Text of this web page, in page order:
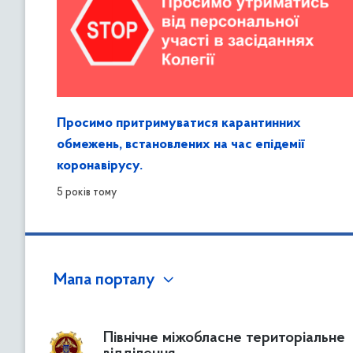
Просимо притримуватися карантинних
обмежень, встановлених на час епідемії
коронавірусу.
5 років тому
Мапа порталу
Північне міжобласне територіальне